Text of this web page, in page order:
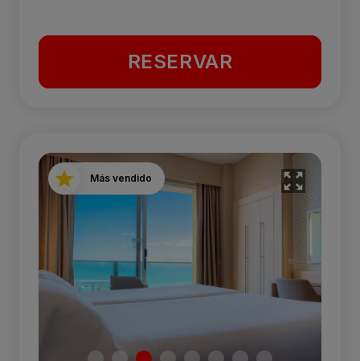
RESERVAR
Más vendido